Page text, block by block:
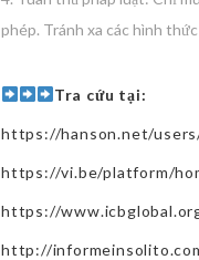
phép. Tránh xa các hình thức
Tra cứu tại:
https://hanson.net/
https://vi.be/platform/
https://
http://